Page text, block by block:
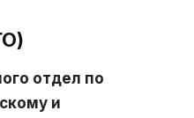
отдел по
и